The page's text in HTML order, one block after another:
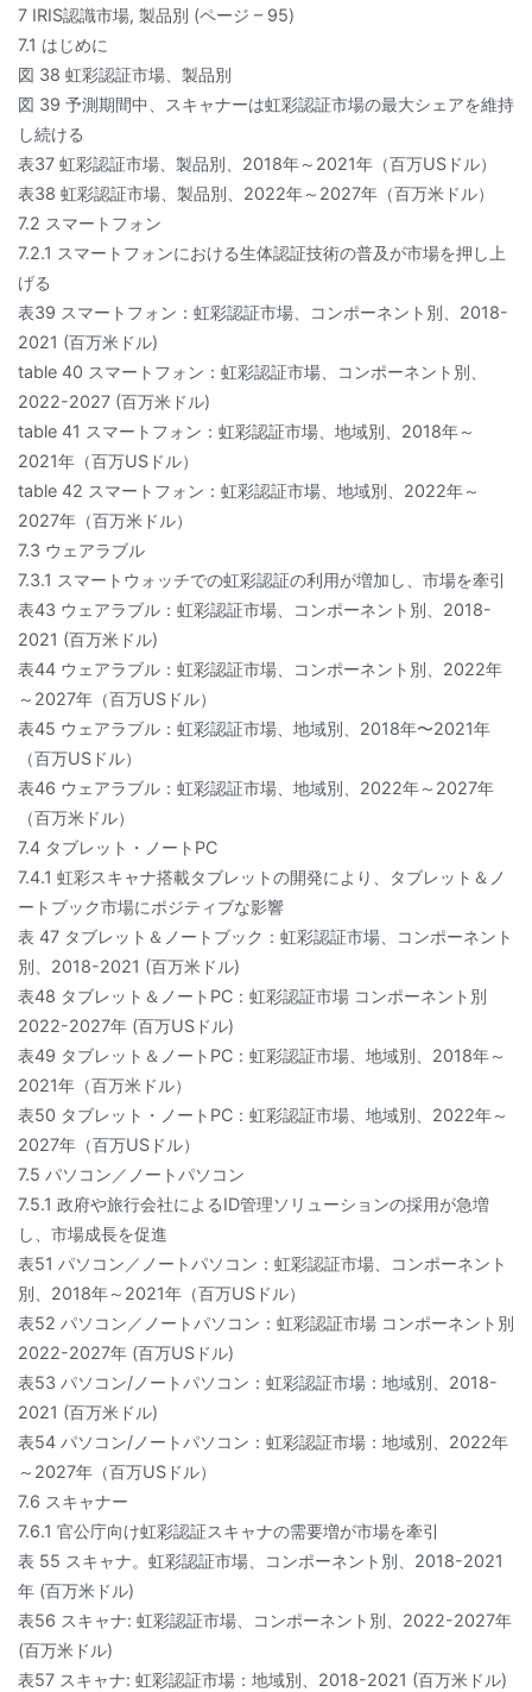
7 IRIS認識市場, 製品別 (ページ – 95)
7.1 はじめに
図 38 虹彩認証市場、製品別
図 39 予測期間中、スキャナーは虹彩認証市場の最大シェアを維持
し続ける
表37 虹彩認証市場、製品別、2018年～2021年（百万USドル）
表38 虹彩認証市場、製品別、2022年～2027年（百万米ドル）
7.2 スマートフォン
7.2.1 スマートフォンにおける生体認証技術の普及が市場を押し上
げる
表39 スマートフォン：虹彩認証市場、コンポーネント別、2018-
2021 (百万米ドル)
table 40 スマートフォン：虹彩認証市場、コンポーネント別、
2022-2027 (百万米ドル)
table 41 スマートフォン：虹彩認証市場、地域別、2018年～
2021年（百万USドル）
table 42 スマートフォン：虹彩認証市場、地域別、2022年～
2027年（百万米ドル）
7.3 ウェアラブル
7.3.1 スマートウォッチでの虹彩認証の利用が増加し、市場を牽引
表43 ウェアラブル：虹彩認証市場、コンポーネント別、2018-
2021 (百万米ドル)
表44 ウェアラブル：虹彩認証市場、コンポーネント別、2022年
～2027年（百万USドル）
表45 ウェアラブル：虹彩認証市場、地域別、2018年〜2021年
（百万USドル）
表46 ウェアラブル：虹彩認証市場、地域別、2022年～2027年
（百万米ドル）
7.4 タブレット・ノートPC
7.4.1 虹彩スキャナ搭載タブレットの開発により、タブレット＆ノ
ートブック市場にポジティブな影響
表 47 タブレット＆ノートブック：虹彩認証市場、コンポーネント
別、2018-2021 (百万米ドル)
表48 タブレット＆ノートPC：虹彩認証市場 コンポーネント別
2022-2027年 (百万USドル)
表49 タブレット＆ノートPC：虹彩認証市場、地域別、2018年～
2021年（百万米ドル）
表50 タブレット・ノートPC：虹彩認証市場、地域別、2022年～
2027年（百万USドル）
7.5 パソコン／ノートパソコン
7.5.1 政府や旅行会社によるID管理ソリューションの採用が急増
し、市場成長を促進
表51 パソコン／ノートパソコン：虹彩認証市場、コンポーネント
別、2018年～2021年（百万USドル）
表52 パソコン／ノートパソコン：虹彩認証市場 コンポーネント別
2022-2027年 (百万USドル)
表53 パソコン/ノートパソコン：虹彩認証市場：地域別、2018-
2021 (百万米ドル)
表54 パソコン/ノートパソコン：虹彩認証市場：地域別、2022年
～2027年（百万USドル）
7.6 スキャナー
7.6.1 官公庁向け虹彩認証スキャナの需要増が市場を牽引
表 55 スキャナ。虹彩認証市場、コンポーネント別、2018-2021
年 (百万米ドル)
表56 スキャナ: 虹彩認証市場、コンポーネント別、2022-2027年
(百万米ドル)
表57 スキャナ: 虹彩認証市場：地域別、2018-2021 (百万米ドル)